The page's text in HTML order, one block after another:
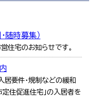
随時募集）
住宅のお知らせです。
要件・規制などの緩和
住促進住宅」の入居者を